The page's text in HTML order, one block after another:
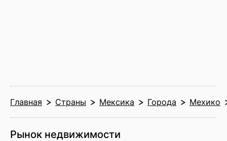
Главная Страны Мексика Города Мехико
Рынок недвижимости